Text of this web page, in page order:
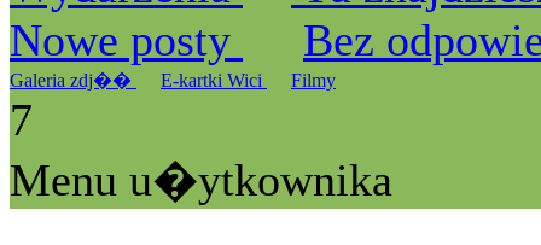
Nowe posty
Bez
Galeria zdj�� E-kartki Wici Filmy
7
Menu u�ytkownika